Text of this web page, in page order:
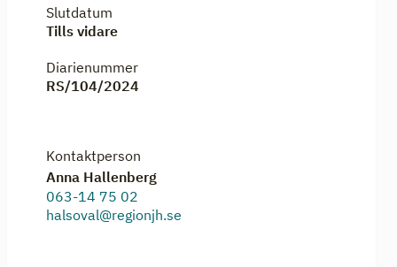
Slutdatum
Tills vidare
Diarienummer
RS/104/2024
Kontaktperson
Anna Hallenberg
063-14 75 02
halsoval@regionjh.se